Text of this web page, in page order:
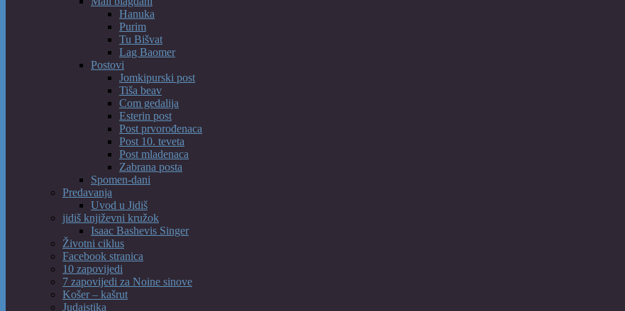
Hanuka
Purim
Tu Bišvat
Lag Baomer
Postovi
Jomkipurski post
Tiša beav
Com gedalija
Esterin post
Post prvorođenaca
Post 10. teveta
Post mladenaca
Zabrana posta
Spomen-dani
Predavanja
Uvod u Jidiš
jidiš književni kružok
Isaac Bashevis Singer
Životni ciklus
Facebook stranica
10 zapovijedi
7 zapovijedi za Noine sinove
Košer – kašrut
Judaistika